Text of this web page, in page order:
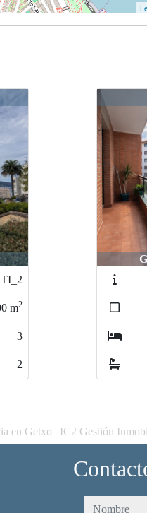
m2
3
2
972-
en Getxo | IC2 Gestión
nombre